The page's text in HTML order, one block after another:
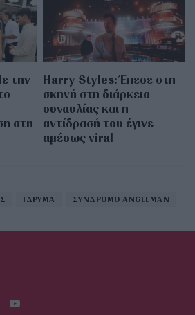
την
στη
Harry Styles: Έπεσε στη
σκηνή στη διάρκεια
συναυλίας και η
αντίδρασή του έγινε
αμέσως viral
ΙΔΡΥΜΑ ΣΥΝΔΡΟΜΟ ANGELMAN